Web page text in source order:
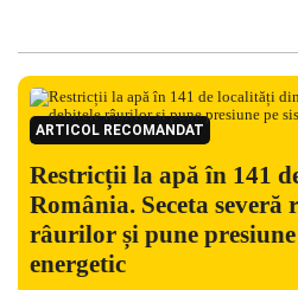
ARTICOL RECOMANDAT
Restricții la apă în 141
România. Seceta severă
râurilor și pune presiune
energetic